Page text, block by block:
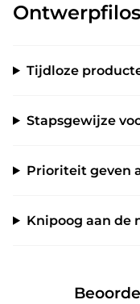
Tijdloze
Stapsgewijze
Prioriteit geven
Knipoog aan de